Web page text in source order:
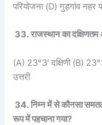
परियोजना (D) गुड़गांव नहर
33. राजस्थान का दक्षिणतम
(A) 23°3′ दक्षिणी (B)
उत्तरी
34. निम्न में से कौनसा समतल
रूप में पहचाना गया?